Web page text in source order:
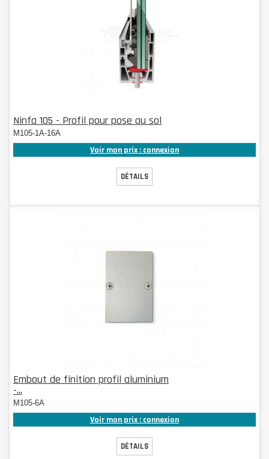
Ninfa 105 - Profil pour pose au sol
M105-1A-16A
Voir mon prix : connexion
DÉTAILS
Embout de finition profil aluminium
-...
M105-6A
Voir mon prix : connexion
DÉTAILS